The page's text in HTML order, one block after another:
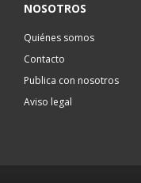
NOSOTROS
Quiénes somos
Contacto
Publica con nosotros
Aviso legal